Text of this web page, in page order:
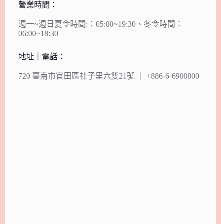
營業時間：
週一~週日夏令時間:：05:00~19:30、冬令時間：
06:00~18:30
地址｜電話：
720 臺南市官田區社子里六雙21號 ｜ +886-6-6900800